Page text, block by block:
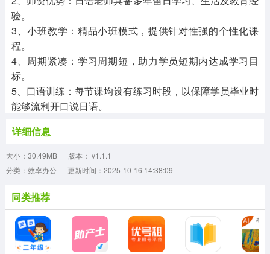
验。
3、小班教学：精品小班模式，提供针对性强的个性化课
程。
4、周期紧凑：学习周期短，助力学员短期内达成学习目
标。
5、口语训练：每节课均设有练习时段，以保障学员毕业时
能够流利开口说日语。
详细信息
大小：30.49MB
版本： v1.1.1
分类：效率办公
更新时间：2025-10-16 14:38:09
同类推荐